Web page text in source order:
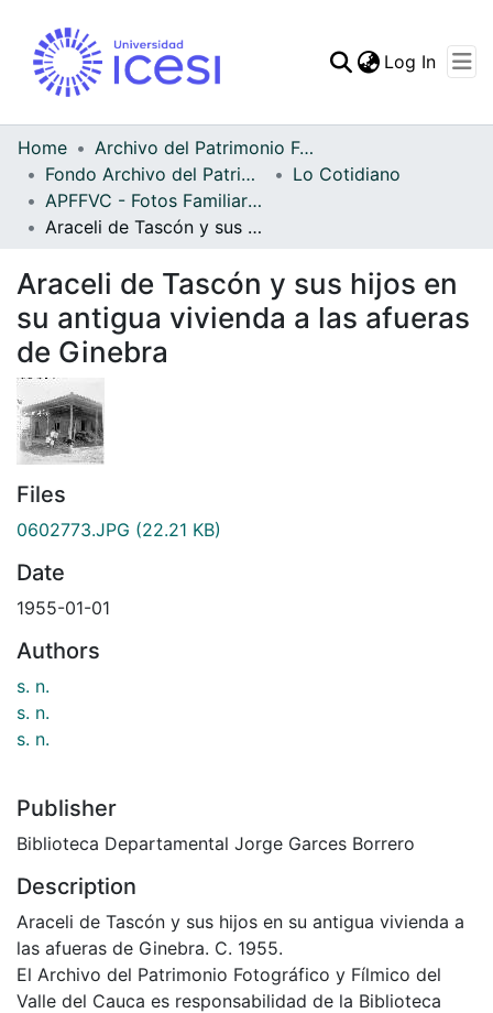
Statistics
Log In
Home
Archivo del Patrimonio Fotográfico y Fílmico del Valle del Cauca
Fondo Archivo del Patrimonio Fotográfico y Fílmico del Valle del Cauca
Lo Cotidiano
APFFVC - Fotos Familiares - Patrimonial
Araceli de Tascón y sus hijos en su antigua vivienda a las afueras de Ginebra
Araceli de Tascón y sus hijos en
su antigua vivienda a las afueras
de Ginebra
Files
0602773.JPG (22.21 KB)
Date
1955-01-01
Authors
s. n.
s. n.
s. n.
Publisher
Biblioteca Departamental Jorge Garces Borrero
Description
Araceli de Tascón y sus hijos en su antigua vivienda a
las afueras de Ginebra. C. 1955.
El Archivo del Patrimonio Fotográfico y Fílmico del
Valle del Cauca es responsabilidad de la Biblioteca